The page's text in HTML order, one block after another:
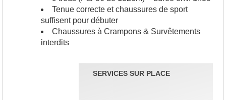
Tenue correcte et chaussures de sport
suffisent pour débuter
Chaussures à Crampons & Survêtements
interdits
SERVICES SUR PLACE